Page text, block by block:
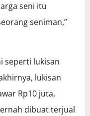
seni itu
seniman,”
seperti lukisan
lukisan
Rp10 juta,
dibuat terjual